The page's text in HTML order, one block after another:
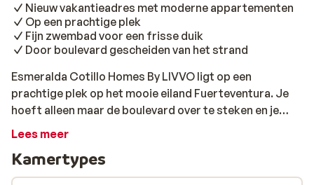
Nieuw vakantieadres met moderne appartementen
Op een prachtige plek
Fijn zwembad voor een frisse duik
Door boulevard gescheiden van het strand
Esmeralda Cotillo Homes By LIVVO ligt op een
prachtige plek op het mooie eiland Fuerteventura. Je
hoeft alleen maar de boulevard over te steken en je
staat al met je voeten in het zand. Er is ook nog eens
Bovendien zijn de appartementen modern ingericht en
erg comfortabel. Hier rust je iedere dag weer lekker uit
Lees meer
Kamertypes